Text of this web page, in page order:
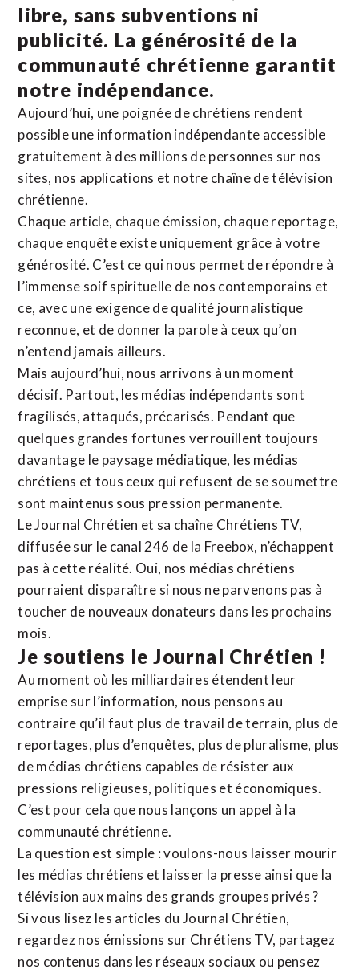
libre, sans subventions ni
publicité. La générosité de la
communauté chrétienne garantit
notre indépendance.
Aujourd’hui, une poignée de chrétiens rendent
possible une information indépendante accessible
gratuitement à des millions de personnes sur nos
sites, nos applications et notre chaîne de télévision
chrétienne.
Chaque article, chaque émission, chaque reportage,
chaque enquête existe uniquement grâce à votre
générosité. C’est ce qui nous permet de répondre à
l’immense soif spirituelle de nos contemporains et
ce, avec une exigence de qualité journalistique
reconnue, et de donner la parole à ceux qu’on
n’entend jamais ailleurs.
Mais aujourd’hui, nous arrivons à un moment
décisif. Partout, les médias indépendants sont
fragilisés, attaqués, précarisés. Pendant que
quelques grandes fortunes verrouillent toujours
davantage le paysage médiatique, les médias
chrétiens et tous ceux qui refusent de se soumettre
sont maintenus sous pression permanente.
Le Journal Chrétien et sa chaîne Chrétiens TV,
diffusée sur le canal 246 de la Freebox, n’échappent
pas à cette réalité. Oui, nos médias chrétiens
pourraient disparaître si nous ne parvenons pas à
toucher de nouveaux donateurs dans les prochains
mois.
Je soutiens le Journal Chrétien !
Au moment où les milliardaires étendent leur
emprise sur l’information, nous pensons au
contraire qu’il faut plus de travail de terrain, plus de
reportages, plus d’enquêtes, plus de pluralisme, plus
de médias chrétiens capables de résister aux
pressions religieuses, politiques et économiques.
C’est pour cela que nous lançons un appel à la
communauté chrétienne.
La question est simple : voulons-nous laisser mourir
les médias chrétiens et laisser la presse ainsi que la
télévision aux mains des grands groupes privés ?
Si vous lisez les articles du Journal Chrétien,
regardez nos émissions sur Chrétiens TV, partagez
nos contenus dans les réseaux sociaux ou pensez